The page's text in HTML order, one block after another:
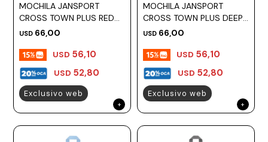
MOCHILA JANSPORT
CROSS TOWN PLUS RED
TAPE
USD 66,00
USD 52,80
USD 56,10
Exclusivo web
MOCHILA JANSPORT
CROSS TOWN PLUS DEEP
JUNIPER
USD 66,00
USD 52,80
USD 56,10
Exclusivo web